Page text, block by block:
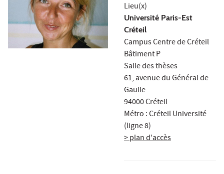
Lieu(x)
Université Paris-Est
Créteil
Campus Centre de Créteil
Bâtiment P
Salle des thèses
61, avenue du Général de
Gaulle
94000 Créteil
Métro : Créteil Université
(ligne 8)
> plan d'accès